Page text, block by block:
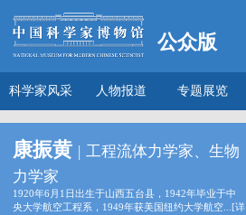
公众版
科学家风采 人物报道 专题展览
康振黄 | 工程流体力学家、生物
力学家
1920年6月1日出生于山西五台县，1942年毕业于中
央大学航空工程系，1949年获美国纽约大学航空...[详